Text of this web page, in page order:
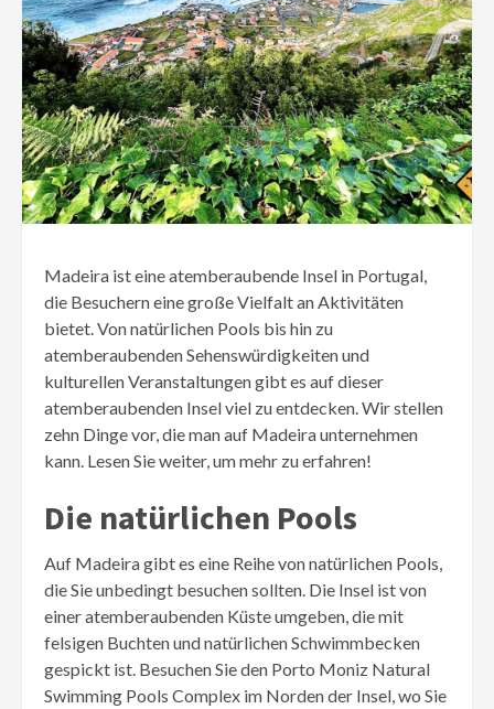
Madeira ist eine atemberaubende Insel in Portugal,
die Besuchern eine große Vielfalt an Aktivitäten
bietet. Von natürlichen Pools bis hin zu
atemberaubenden Sehenswürdigkeiten und
kulturellen Veranstaltungen gibt es auf dieser
atemberaubenden Insel viel zu entdecken. Wir stellen
zehn Dinge vor, die man auf Madeira unternehmen
kann. Lesen Sie weiter, um mehr zu erfahren!
Die natürlichen Pools
Auf Madeira gibt es eine Reihe von natürlichen Pools,
die Sie unbedingt besuchen sollten. Die Insel ist von
einer atemberaubenden Küste umgeben, die mit
felsigen Buchten und natürlichen Schwimmbecken
gespickt ist. Besuchen Sie den Porto Moniz Natural
Swimming Pools Complex im Norden der Insel, wo Sie